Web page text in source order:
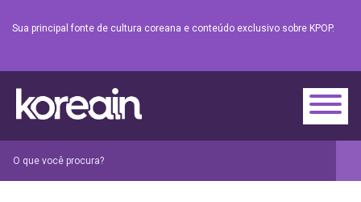
Sua principal fonte de cultura coreana e conteúdo exclusivo sobre KPOP.